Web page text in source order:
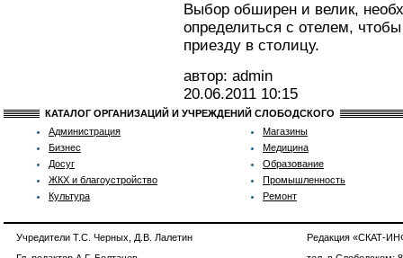
Выбор обширен и велик,
определиться с отелем,
приезду в столицу.
автор: admin
20.06.2011 10:15
КАТАЛОГ ОРГАНИЗАЦИЙ И УЧРЕЖДЕНИЙ СЛОБОДСКОГО
Администрация
Бизнес
Досуг
ЖКХ и благоустройство
Культура
Магазины
Медицина
Образование
Промышленность
Ремонт
Учредители Т.С. Черных, Д.В. Лалетин
Редакция «СКАТ-